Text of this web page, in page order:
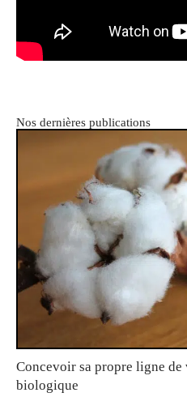
Nos dernières publications
Concevoir sa propre ligne de
biologique